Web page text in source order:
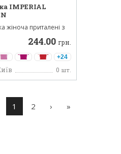
IMPERIAL
жіноча приталені з
коміром. 100% ...
244.00 грн.
+24
0 шт.
Сторінки
1 2 › »